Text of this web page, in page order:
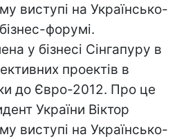
виступі на Українсько-
форумі.
у бізнесі Сінгапуру в
проектів в
до Євро-2012. Про це
України Віктор
виступі на Українсько-